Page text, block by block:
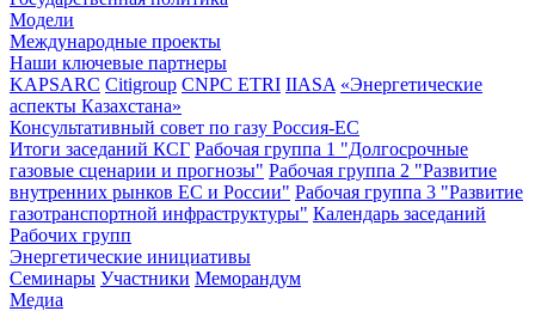
Модели
Международные проекты
Наши ключевые партнеры
KAPSARC Citigroup CNPC ETRI IIASA «Энергетические
аспекты Казахстана»
Консультативный совет по газу Россия-ЕС
Итоги заседаний КСГ Рабочая группа 1 "Долгосрочные
газовые сценарии и прогнозы" Рабочая группа 2 "Развитие
внутренних рынков ЕС и России" Рабочая группа 3 "Развитие
газотранспортной инфраструктуры" Календарь заседаний
Рабочих групп
Энергетические инициативы
Семинары Участники Меморандум
Медиа